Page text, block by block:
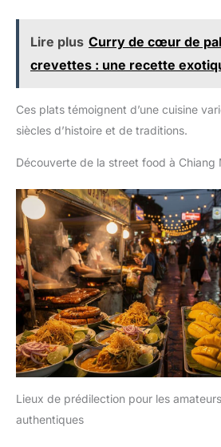
Lire plus Curry de cœur de
crevettes : une recette
Ces plats témoignent d’une cuisine
siècles d’histoire et de traditions.
Découverte de la street food à Chiang
Lieux de prédilection pour les
authentiques